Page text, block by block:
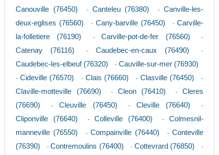
Canouville (76450) - Canteleu (76380) -Canville-les-
deux-eglises (76560)
- Cany-barville (76450) -Carville-
la-folletiere (76190)
-Carville-pot-de-fer (76560) -
Catenay (76116) - Caudebec-en-caux (76490) -
Caudebec-les-elbeuf (76320) - Cauville-sur-mer (76930)
- Cideville (76570) - Clais (76660) - Clasville (76450) -
Claville-motteville (76690) - Cleon (76410) -Cleres
(76690)
-Cleuville (76450) - Cleville (76640) -
Cliponville (76640) - Colleville (76400) -Colmesnil-
manneville (76550)
- Compainville (76440) -Conteville
(76390)
-Contremoulins (76400) - Cottevrard (76850) -